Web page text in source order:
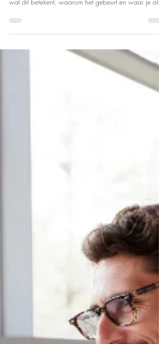
betekent dat voor jou als
werknemer?
Wordt je WIA-aanvraag uitgesteld na twee jaar
wat dit betekent, waarom het gebeurt en waar je als